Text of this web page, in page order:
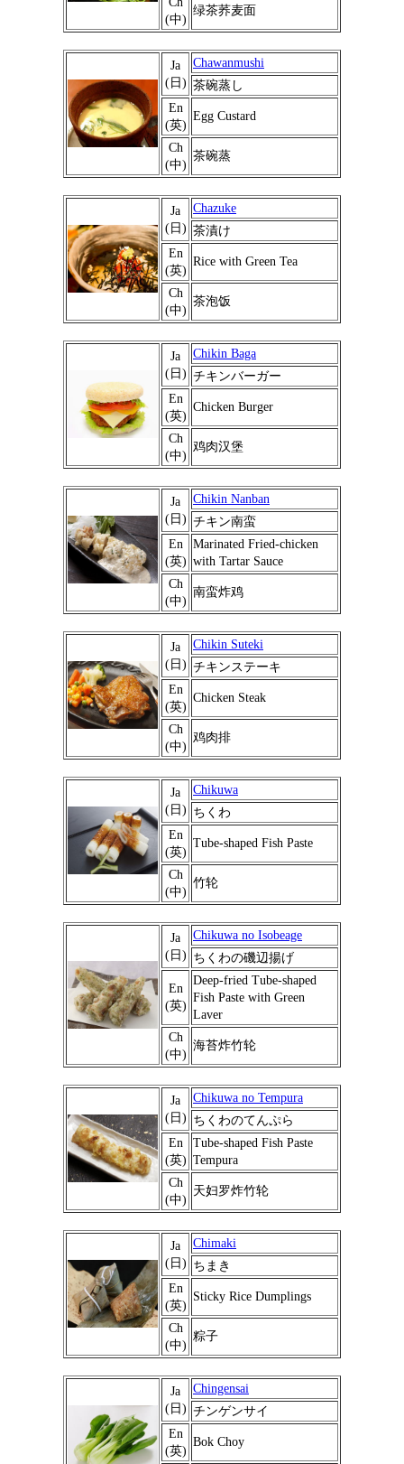
(中)
绿茶荞麦面
Ja
(日)
Chawanmushi
茶碗蒸し
En
(英)
Egg Custard
Ch
(中)
茶碗蒸
Ja
(日)
Chazuke
茶漬け
En
(英)
Rice with Green Tea
Ch
(中)
茶泡饭
Ja
(日)
Chikin Baga
チキンバーガー
En
(英)
Chicken Burger
Ch
(中)
鸡肉汉堡
Ja
(日)
Chikin Nanban
チキン南蛮
En
(英)
Marinated Fried-chicken
with Tartar Sauce
Ch
(中)
南蛮炸鸡
Ja
(日)
Chikin Suteki
チキンステーキ
En
(英)
Chicken Steak
Ch
(中)
鸡肉排
Ja
(日)
Chikuwa
ちくわ
En
(英)
Tube‐shaped Fish Paste
Ch
(中)
竹轮
Ja
(日)
Chikuwa no Isobeage
ちくわの磯辺揚げ
En
(英)
Deep-fried Tube‐shaped
Fish Paste with Green
Laver
Ch
(中)
海苔炸竹轮
Ja
(日)
Chikuwa no Tempura
ちくわのてんぷら
En
(英)
Tube‐shaped Fish Paste
Tempura
Ch
(中)
天妇罗炸竹轮
Ja
(日)
Chimaki
ちまき
En
(英)
Sticky Rice Dumplings
Ch
(中)
粽子
Ja
(日)
Chingensai
チンゲンサイ
En
(英)
Bok Choy